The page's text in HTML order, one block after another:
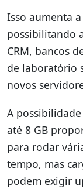
Isso aumenta
possibilitando
CRM, bancos
de laboratório
novos
A
até 8 GB
para rodar
tempo, mas
podem exigir